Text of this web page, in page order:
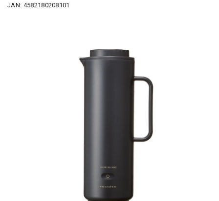
JAN: 4582180208101